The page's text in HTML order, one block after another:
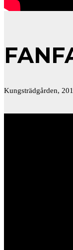
Kungsträdgården,